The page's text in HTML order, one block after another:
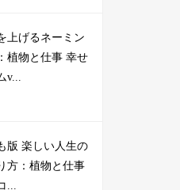
上げるネーミン
植物と仕事 幸せ
v...
版 楽しい人生の
方：植物と仕事
...